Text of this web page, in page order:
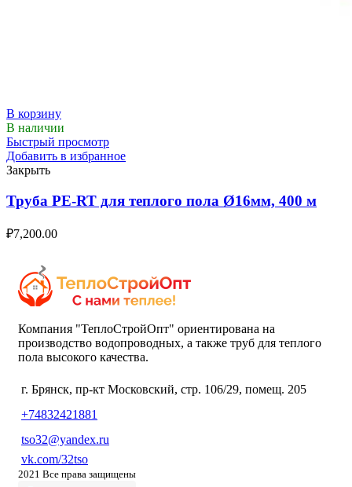
В корзину
В наличии
Быстрый просмотр
Добавить в избранное
Закрыть
Труба PE-RT для теплого пола Ø16мм, 400 м
₽7,200.00
Компания "ТеплоСтройОпт" ориентирована на
производство водопроводных, а также труб для теплого
пола высокого качества.
г. Брянск, пр-кт Московский, стр. 106/29, помещ. 205
+74832421881
tso32@yandex.ru
vk.com/32tso
2021 Все права защищены